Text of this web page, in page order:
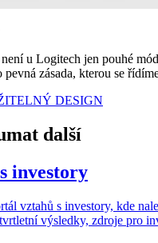
u Logitech jen pouhé
pevná zásada, kterou se
DESIGN
další
investory
vztahů s investory, kde
výsledky, zdroje pro